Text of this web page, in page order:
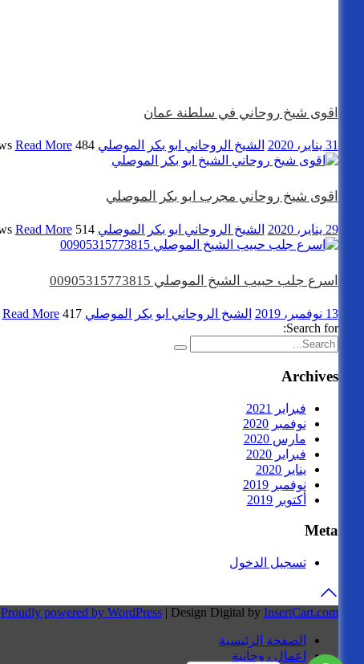
اقوى شيخ روحاني في سلطنة عمان
31 يناير، 2020 الشيخ الروحاني ابو بكر الموصلي 484 views
Read More
اقوى شيخ روحاني مجرب ابو بكر الموصلي
29 يناير، 2020 الشيخ الروحاني ابو بكر الموصلي 514 views
Read More
اسرع جلب حبيب الشيخ الموصلي 00905315773815
13 نوفمبر، 2019 الشيخ الروحاني ابو بكر الموصلي 417 views
Read More
Search for:
Archives
فبراير 2021
نوفمبر 2020
مارس 2020
فبراير 2020
يناير 2020
نوفمبر 2019
أكتوبر 2019
Meta
تسجيل الدخول
Proudly powered by WordPress| Design Digital by InsertCart.com
الصفحة الرئيسية
اعمال روحانية